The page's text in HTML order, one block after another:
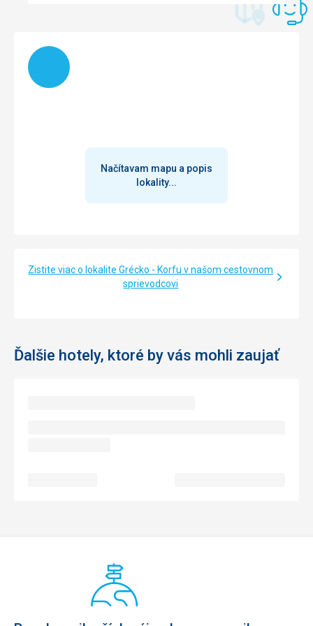
Načítam
Načítavam mapu a popis
lokality...
Zistite viac o lokalite Grécko - Korfu v našom cestovnom
sprievodcovi
Ďalšie hotely, ktoré by vás mohli zaujať